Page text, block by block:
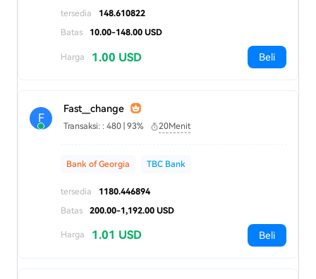
tersedia
148.610822
Batas
10.00-148.00 USD
Harga 1.00 USD Beli
F
Fast__change
Transaksi: : 480 | 93% 20Menit
Bank of Georgia TBC Bank
tersedia
1180.446894
Batas
200.00-1,192.00 USD
Harga 1.01 USD Beli